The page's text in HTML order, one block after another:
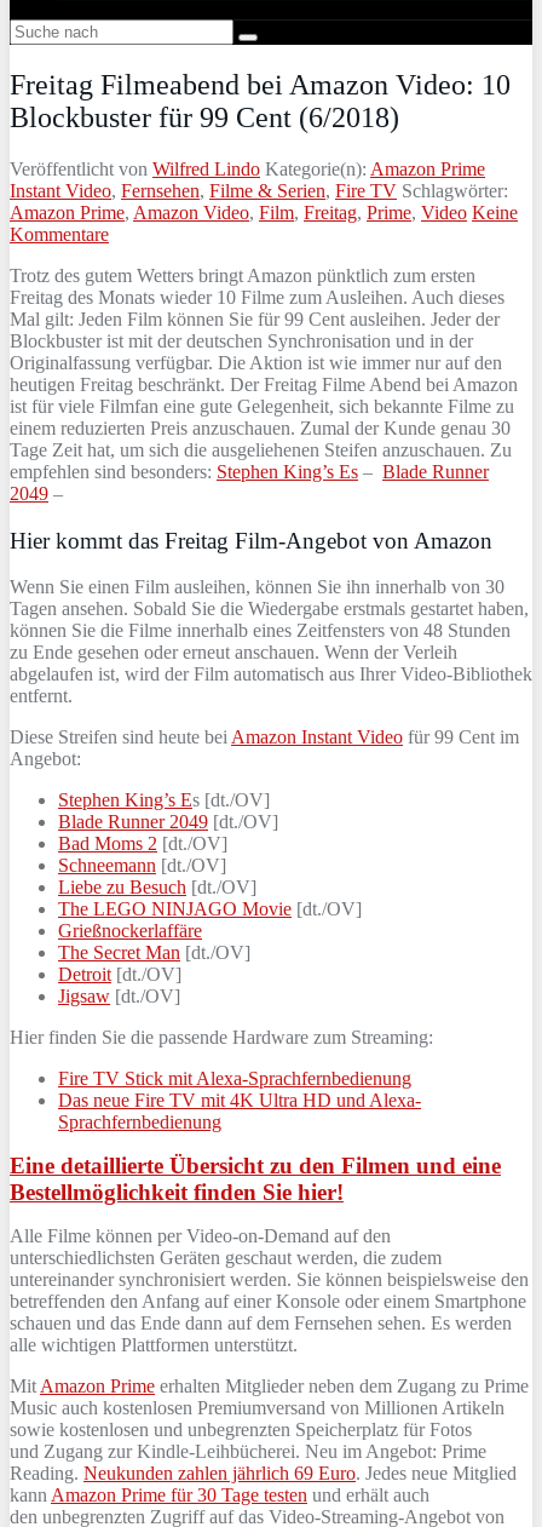
Freitag Filmeabend bei Amazon Video: 10
Blockbuster für 99 Cent (6/2018)
Veröffentlicht von Wilfred Lindo Kategorie(n): Amazon Prime
Instant Video, Fernsehen, Filme & Serien, Fire TV Schlagwörter:
Amazon Prime, Amazon Video, Film, Freitag, Prime, Video Keine
Kommentare
Trotz des gutem Wetters bringt Amazon pünktlich zum ersten
Freitag des Monats wieder 10 Filme zum Ausleihen. Auch dieses
Mal gilt: Jeden Film können Sie für 99 Cent ausleihen. Jeder der
Blockbuster ist mit der deutschen Synchronisation und in der
Originalfassung verfügbar. Die Aktion ist wie immer nur auf den
heutigen Freitag beschränkt. Der Freitag Filme Abend bei Amazon
ist für viele Filmfan eine gute Gelegenheit, sich bekannte Filme zu
einem reduzierten Preis anzuschauen. Zumal der Kunde genau 30
Tage Zeit hat, um sich die ausgeliehenen Steifen anzuschauen. Zu
empfehlen sind besonders: Stephen King’s Es – Blade Runner
2049 –
Hier kommt das Freitag Film-Angebot von Amazon
Wenn Sie einen Film ausleihen, können Sie ihn innerhalb von 30
Tagen ansehen. Sobald Sie die Wiedergabe erstmals gestartet haben,
können Sie die Filme innerhalb eines Zeitfensters von 48 Stunden
zu Ende gesehen oder erneut anschauen. Wenn der Verleih
abgelaufen ist, wird der Film automatisch aus Ihrer Video-Bibliothek
entfernt.
Diese Streifen sind heute bei Amazon Instant Video für 99 Cent im
Angebot:
Stephen King’s Es [dt./OV]
Blade Runner 2049 [dt./OV]
Bad Moms 2 [dt./OV]
Schneemann [dt./OV]
Liebe zu Besuch [dt./OV]
The LEGO NINJAGO Movie [dt./OV]
Grießnockerlaffäre
The Secret Man [dt./OV]
Detroit [dt./OV]
Jigsaw [dt./OV]
Hier finden Sie die passende Hardware zum Streaming:
Fire TV Stick mit Alexa-Sprachfernbedienung
Das neue Fire TV mit 4K Ultra HD und Alexa-
Sprachfernbedienung
Eine detaillierte Übersicht zu den Filmen und eine
Bestellmöglichkeit finden Sie hier!
Alle Filme können per Video-on-Demand auf den
unterschiedlichsten Geräten geschaut werden, die zudem
untereinander synchronisiert werden. Sie können beispielsweise den
betreffenden den Anfang auf einer Konsole oder einem Smartphone
schauen und das Ende dann auf dem Fernsehen sehen. Es werden
alle wichtigen Plattformen unterstützt.
Mit Amazon Prime erhalten Mitglieder neben dem Zugang zu Prime
Music auch kostenlosen Premiumversand von Millionen Artikeln
sowie kostenlosen und unbegrenzten Speicherplatz für Fotos
und Zugang zur Kindle-Leihbücherei. Neu im Angebot: Prime
Reading. Neukunden zahlen jährlich 69 Euro. Jedes neue Mitglied
kann Amazon Prime für 30 Tage testen und erhält auch
den unbegrenzten Zugriff auf das Video-Streaming-Angebot von